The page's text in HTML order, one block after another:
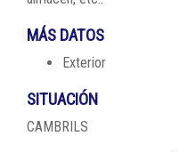
MÁS DATOS
Exterior
SITUACIÓN
CAMBRILS